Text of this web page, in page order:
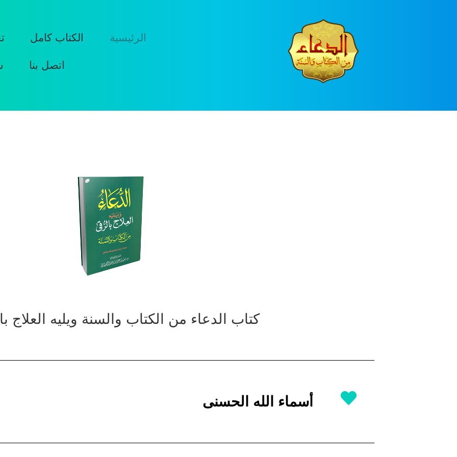
الرئيسية الكتاب كامل
اتصل بنا
كتاب الدعاء من الكتاب والسنة ويليه العلاج
أسماء الله الحسنى